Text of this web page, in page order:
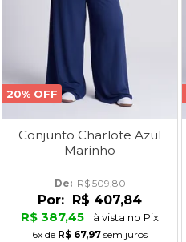
20% OFF
Conjunto Charlote Azul
Marinho
De: R$ 509,80
Por:
R$ 407,84
R$ 387,45
à vista no Pix
6x de R$ 67,97 sem juros